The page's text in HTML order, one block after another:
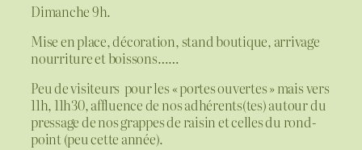
Dimanche 9h.
Mise en place, décoration, stand boutique, arrivage
nourriture et boissons……
Peu de visiteurs pour les « portes ouvertes » mais vers
11h, 11h30, affluence de nos adhérents(tes) autour du
pressage de nos grappes de raisin et celles du rond-
point (peu cette année).